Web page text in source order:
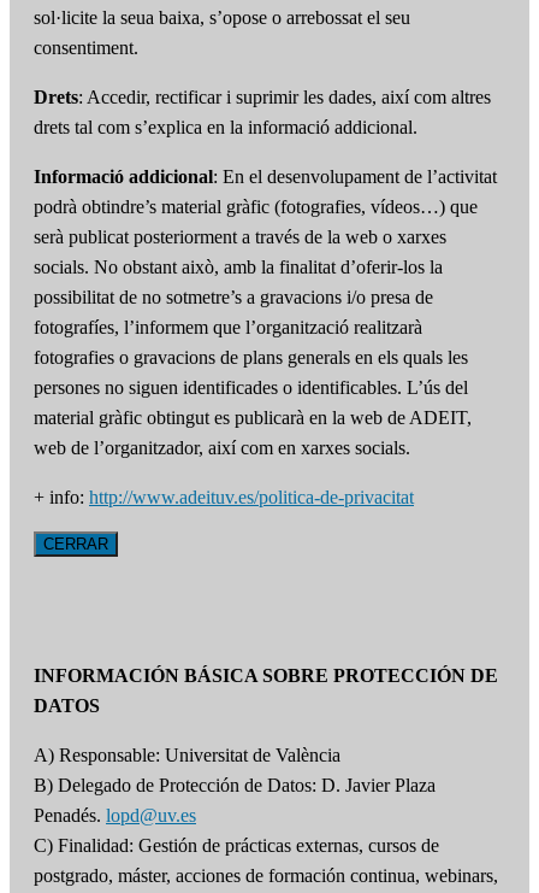
sol·licite la seua baixa, s’opose o arrebossat el seu
consentiment.
Drets: Accedir, rectificar i suprimir les dades, així com altres
drets tal com s’explica en la informació addicional.
Informació addicional: En el desenvolupament de l’activitat
podrà obtindre’s material gràfic (fotografies, vídeos…) que
serà publicat posteriorment a través de la web o xarxes
socials. No obstant això, amb la finalitat d’oferir-los la
possibilitat de no sotmetre’s a gravacions i/o presa de
fotografíes, l’informem que l’organització realitzarà
fotografies o gravacions de plans generals en els quals les
persones no siguen identificades o identificables. L’ús del
material gràfic obtingut es publicarà en la web de ADEIT,
web de l’organitzador, així com en xarxes socials.
+ info: http://www.adeituv.es/politica-de-privacitat
CERRAR
INFORMACIÓN BÁSICA SOBRE PROTECCIÓN DE
DATOS
A) Responsable: Universitat de València
B) Delegado de Protección de Datos: D. Javier Plaza
Penadés. lopd@uv.es
C) Finalidad: Gestión de prácticas externas, cursos de
postgrado, máster, acciones de formación continua, webinars,